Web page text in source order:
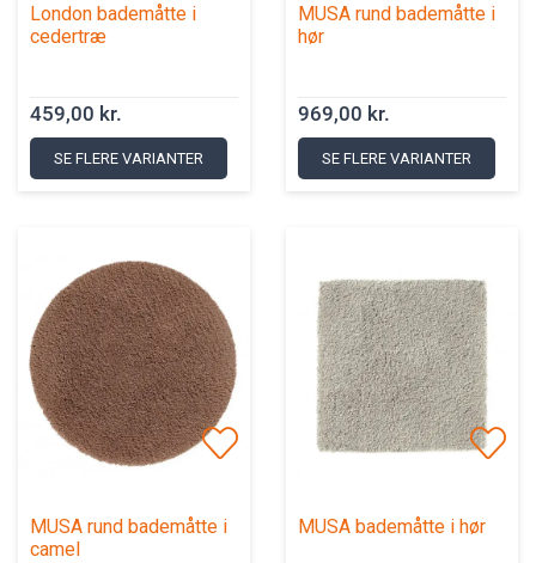
London bademåtte i
cedertræ
459,00 kr.
SE FLERE VARIANTER
MUSA rund bademåtte i
hør
969,00 kr.
SE FLERE VARIANTER
MUSA rund bademåtte i
camel
MUSA bademåtte i hør